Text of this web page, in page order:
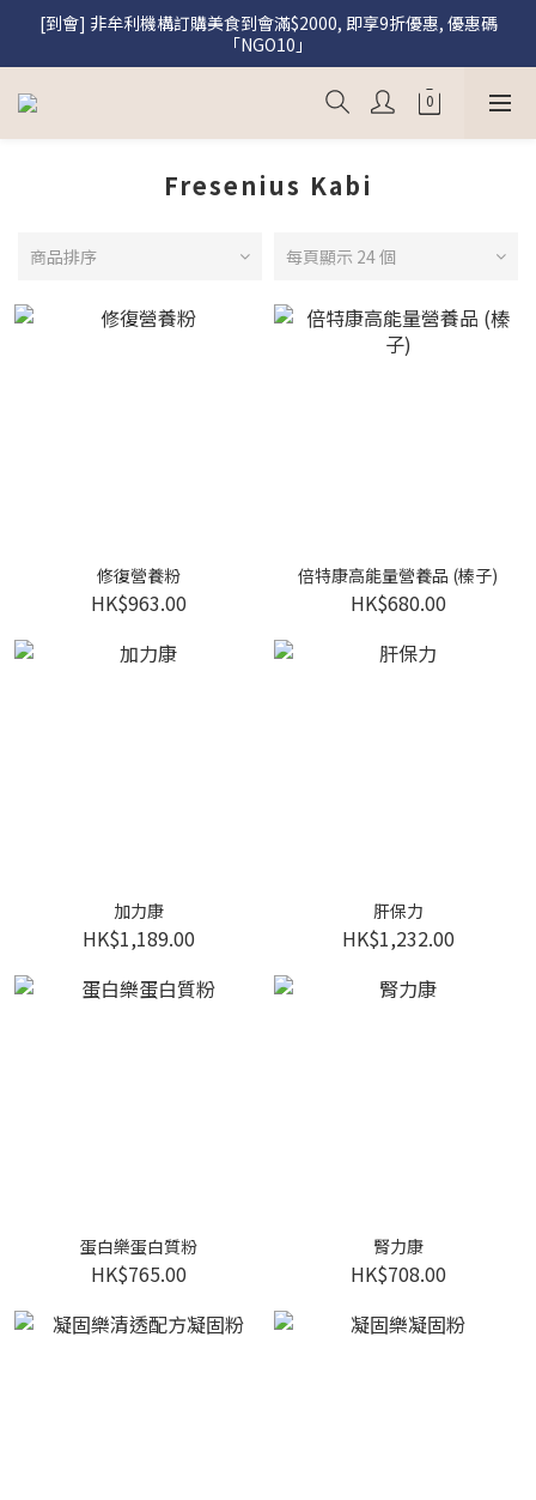
[盛饌] 註冊會員購買盛饌即享95折優惠
[到會] 非牟利機構訂購美食到會滿$2000, 即享9折優惠, 優惠碼
「NGO10」
[盛饌] 註冊會員購買盛饌即享95折優惠
Fresenius Kabi
商品排序 每頁顯示 24 個
修復營養粉
HK$963.00
倍特康高能量營養品 (榛子)
HK$680.00
加力康
HK$1,189.00
肝保力
HK$1,232.00
蛋白樂蛋白質粉
HK$765.00
腎力康
HK$708.00